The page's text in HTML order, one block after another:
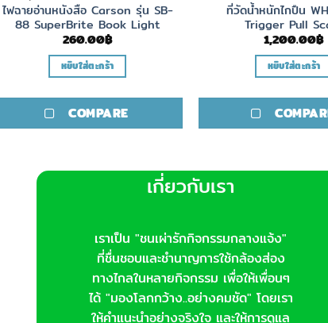
ไฟฉายอ่านหนังสือ Carson รุ่น SB-
88 SuperBrite Book Light
260.00฿
หยิบใส่ตะกร้า
COMPARE
ที่วัดน้ำหนักไกปืน
Trigger Pull
1,200.00฿
หยิบใส่ตะกร้า
เกี่ยวกับเรา
เราเป็น "ชนเผ่ารักกิจกรรมกลางแจ้ง"
ที่ชื่นชอบและชำนาญการใช้กล้องส่อง
ทางไกลในหลายกิจกรรม เพื่อให้เพื่อนๆ
ได้ "มองโลกกว้าง..อย่างคมชัด" โดยเรา
ให้คำแนะนำอย่างจริงใจ และให้การดูแล